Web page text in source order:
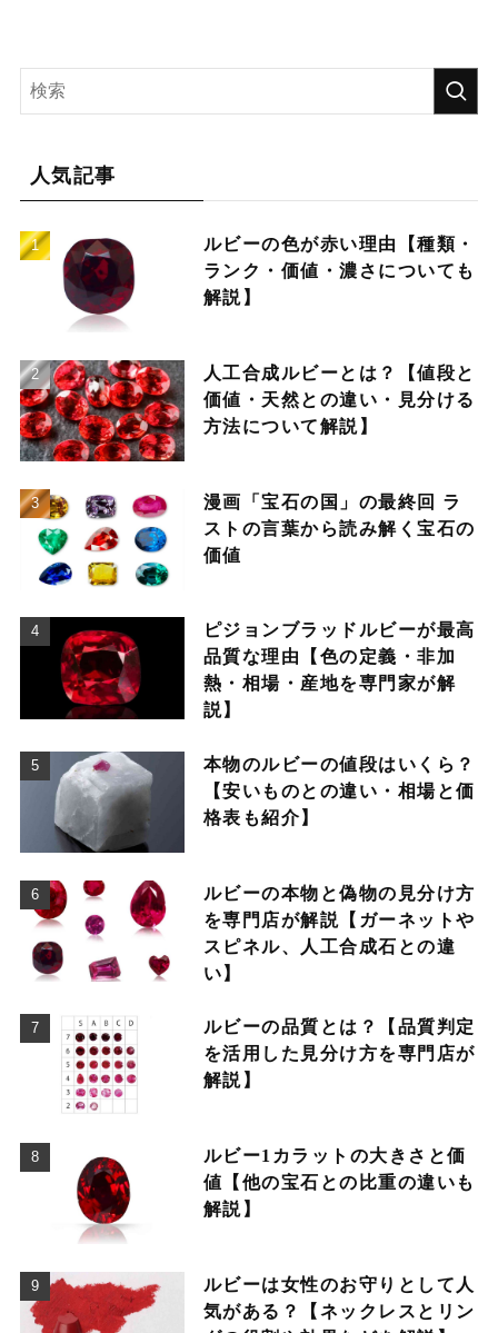
人気記事
ルビーの色が赤い理由【種類・
ランク・価値・濃さについても
解説】
人工合成ルビーとは？【値段と
価値・天然との違い・見分ける
方法について解説】
漫画「宝石の国」の最終回 ラ
ストの言葉から読み解く宝石の
価値
ピジョンブラッドルビーが最高
品質な理由【色の定義・非加
熱・相場・産地を専門家が解
説】
本物のルビーの値段はいくら？
【安いものとの違い・相場と価
格表も紹介】
ルビーの本物と偽物の見分け方
を専門店が解説【ガーネットや
スピネル、人工合成石との違
い】
ルビーの品質とは？【品質判定
を活用した見分け方を専門店が
解説】
ルビー1カラットの大きさと価
値【他の宝石との比重の違いも
解説】
ルビーは女性のお守りとして人
気がある？【ネックレスとリン